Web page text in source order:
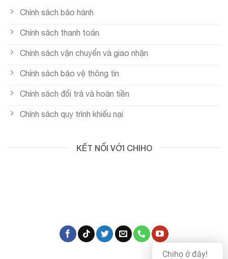
Chính sách bảo hành
Chính sách thanh toán
Chính sách vận chuyển và giao nhận
Chính sách bảo vệ thông tin
Chính sách đổi trả và hoàn tiền
Chính sách quy trình khiếu nại
KẾT NỐI VỚI CHIHO
Chiho ở đây!